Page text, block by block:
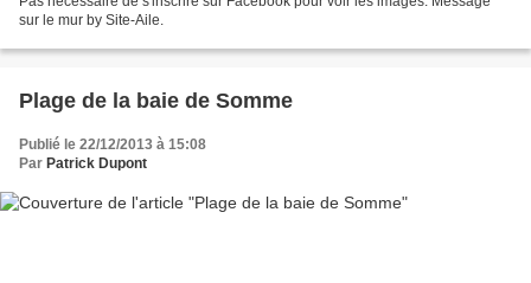
sur le mur by Site-Aile.
Plage de la baie de Somme
Publié le 22/12/2013 à 15:08
Par Patrick Dupont